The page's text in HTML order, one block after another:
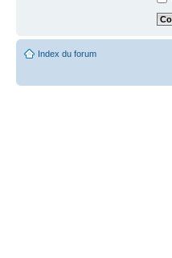
Index du forum